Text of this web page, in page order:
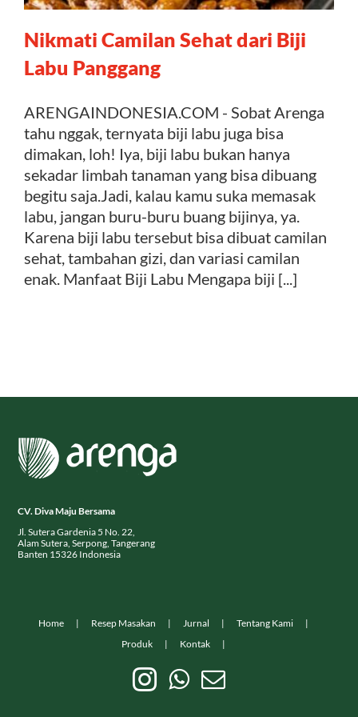
Kontak
Nikmati Camilan Sehat dari Biji
Labu Panggang
ARENGAINDONESIA.COM - Sobat Arenga
tahu nggak, ternyata biji labu juga bisa
dimakan, loh! Iya, biji labu bukan hanya
sekadar limbah tanaman yang bisa dibuang
begitu saja.Jadi, kalau kamu suka memasak
labu, jangan buru-buru buang bijinya, ya.
Karena biji labu tersebut bisa dibuat camilan
sehat, tambahan gizi, dan variasi camilan
enak. Manfaat Biji Labu Mengapa biji [...]
CV. Diva Maju Bersama
Jl. Sutera Gardenia 5 No. 22,
Alam Sutera, Serpong, Tangerang
Banten 15326 Indonesia
Home Resep Masakan Jurnal
Tentang Kami
Produk
Kontak